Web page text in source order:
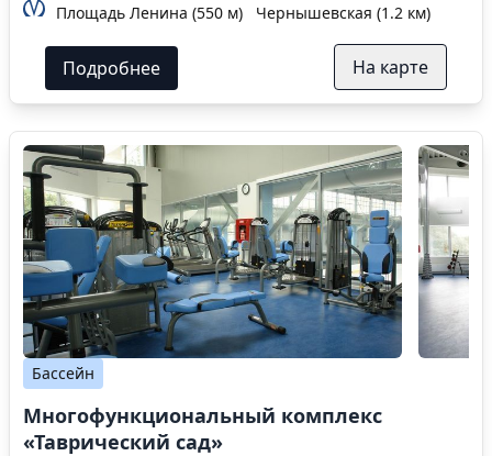
Площадь Ленина (550 м) Чернышевская (1.2 км)
Подробнее На карте
Бассейн
Многофункциональный комплекс
«Таврический сад»